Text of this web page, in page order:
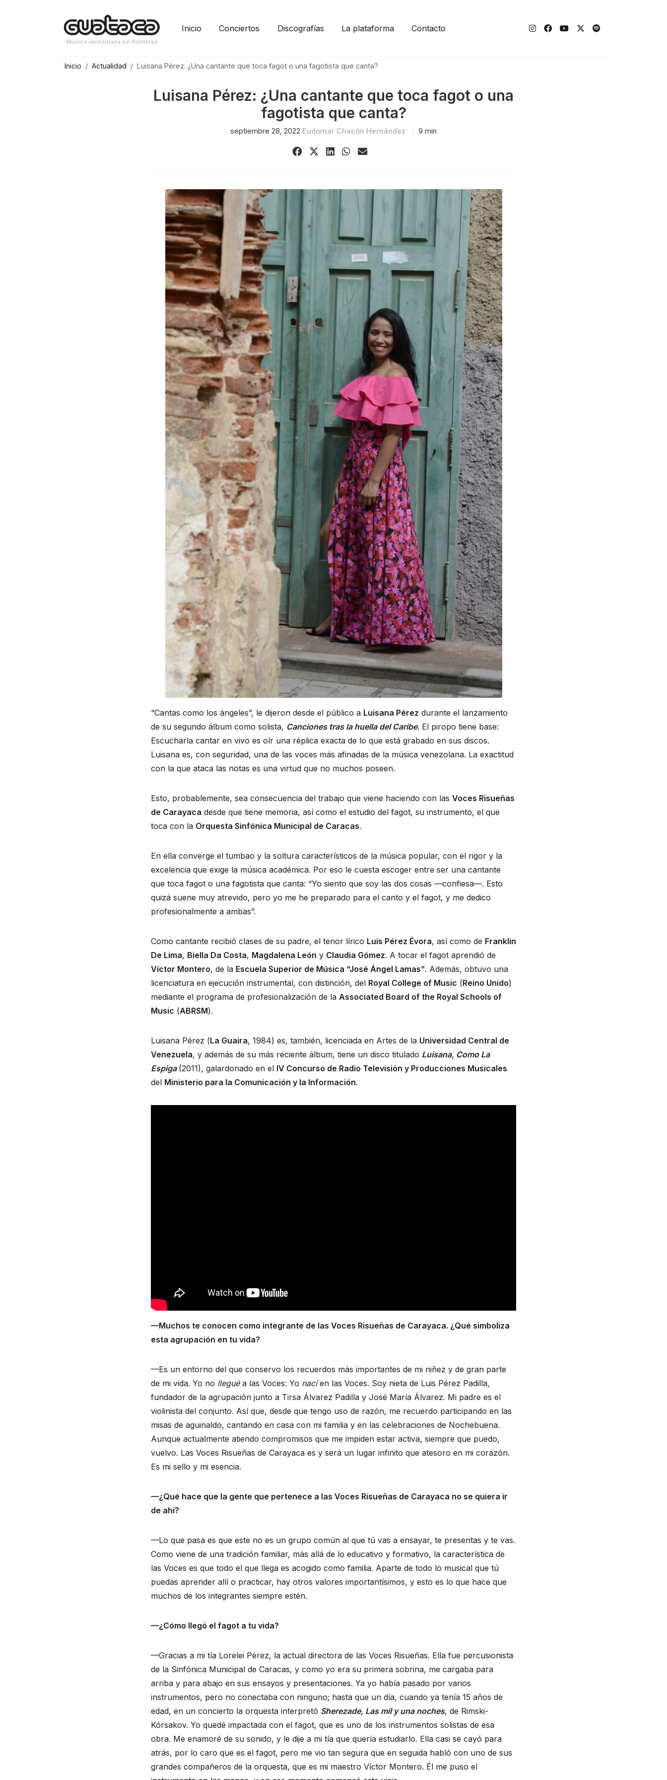
Música venezolana sin fronteras
Inicio Conciertos Discografías La plataforma Contacto
Inicio Actualidad Luisana Pérez: ¿Una cantante que toca fagot o una fagotista que canta?
Luisana Pérez: ¿Una cantante que toca fagot o una
fagotista que canta?
septiembre 28, 2022 Eudomar Chacón Hernández 9 min
Share Share
(Twitter)
ShareShareShare
“Cantas como los ángeles”, le dijeron desde el público a Luisana Pérez durante el lanzamiento
de su segundo álbum como solista, Canciones tras la huella del Caribe. El piropo tiene base:
Escucharla cantar en vivo es oír una réplica exacta de lo que está grabado en sus discos.
Luisana es, con seguridad, una de las voces más afinadas de la música venezolana. La exactitud
con la que ataca las notas es una virtud que no muchos poseen.
Esto, probablemente, sea consecuencia del trabajo que viene haciendo con las Voces Risueñas
de Carayaca desde que tiene memoria, así como el estudio del fagot, su instrumento, el que
toca con la Orquesta Sinfónica Municipal de Caracas.
En ella converge el tumbao y la soltura característicos de la música popular, con el rigor y la
excelencia que exige la música académica. Por eso le cuesta escoger entre ser una cantante
que toca fagot o una fagotista que canta: “Yo siento que soy las dos cosas —confiesa—. Esto
quizá suene muy atrevido, pero yo me he preparado para el canto y el fagot, y me dedico
profesionalmente a ambas”.
Como cantante recibió clases de su padre, el tenor lírico Luis Pérez Évora, así como de Franklin
De Lima, Biella Da Costa, Magdalena León y Claudia Gómez. A tocar el fagot aprendió de
Víctor Montero, de la Escuela Superior de Música “José Ángel Lamas”. Además, obtuvo una
licenciatura en ejecución instrumental, con distinción, del Royal College of Music (Reino Unido)
mediante el programa de profesionalización de la Associated Board of the Royal Schools of
Music (ABRSM).
Luisana Pérez (La Guaira, 1984) es, también, licenciada en Artes de la Universidad Central de
Venezuela, y además de su más reciente álbum, tiene un disco titulado Luisana, Como La
Espiga (2011), galardonado en el IV Concurso de Radio Televisión y Producciones Musicales
del Ministerio para la Comunicación y la Información.
—Muchos te conocen como integrante de las Voces Risueñas de Carayaca. ¿Qué simboliza
esta agrupación en tu vida?
—Es un entorno del que conservo los recuerdos más importantes de mi niñez y de gran parte
de mi vida. Yo no lleguéa las Voces: Yo nacíen las Voces. Soy nieta de Luis Pérez Padilla,
fundador de la agrupación junto a Tirsa Álvarez Padilla y José María Álvarez. Mi padre es el
violinista del conjunto. Así que, desde que tengo uso de razón, me recuerdo participando en las
misas de aguinaldo, cantando en casa con mi familia y en las celebraciones de Nochebuena.
Aunque actualmente atiendo compromisos que me impiden estar activa, siempre que puedo,
vuelvo. Las Voces Risueñas de Carayaca es y será un lugar infinito que atesoro en mi corazón.
Es mi sello y mi esencia.
—¿Qué hace que la gente que pertenece a las Voces Risueñas de Carayaca no se quiera ir
de ahí?
—Lo que pasa es que este no es un grupo común al que tú vas a ensayar, te presentas y te vas.
Como viene de una tradición familiar, más allá de lo educativo y formativo, la característica de
las Voces es que todo el que llega es acogido como familia. Aparte de todo lo musical que tú
puedas aprender allí o practicar, hay otros valores importantísimos, y esto es lo que hace que
muchos de los integrantes siempre estén.
—¿Cómo llegó el fagot a tu vida?
—Gracias a mi tía Lorelei Pérez, la actual directora de las Voces Risueñas. Ella fue percusionista
de la Sinfónica Municipal de Caracas, y como yo era su primera sobrina, me cargaba para
arriba y para abajo en sus ensayos y presentaciones. Ya yo había pasado por varios
instrumentos, pero no conectaba con ninguno; hasta que un día, cuando ya tenía 15 años de
edad, en un concierto la orquesta interpretó Sherezade, Las mil y una noches, de Rimski-
Kórsakov. Yo quedé impactada con el fagot, que es uno de los instrumentos solistas de esa
obra. Me enamoré de su sonido, y le dije a mi tía que quería estudiarlo. Ella casi se cayó para
atrás, por lo caro que es el fagot, pero me vio tan segura que en seguida habló con uno de sus
grandes compañeros de la orquesta, que es mi maestro Víctor Montero. Él me puso el